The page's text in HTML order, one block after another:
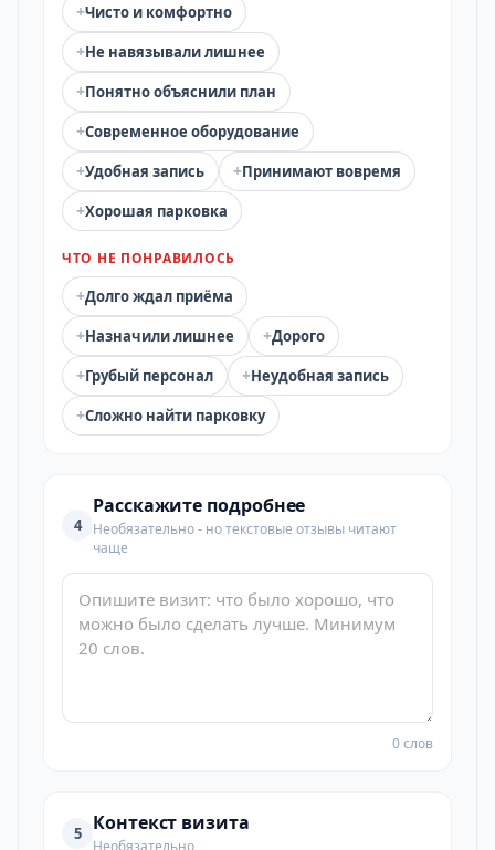
+Чисто и комфортно
+Не навязывали лишнее
+Понятно объяснили план
+Современное оборудование
+Удобная запись +Принимают вовремя
+Хорошая парковка
ЧТО НЕ ПОНРАВИЛОСЬ
+Долго ждал приёма
+Назначили лишнее +Дорого
+Грубый персонал +Неудобная запись
+Сложно найти парковку
4
Расскажите подробнее
Необязательно - но текстовые отзывы читают
чаще
0 слов
5 Контекст визита
Необязательно